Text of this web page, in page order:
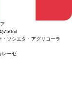
750ml
・ソシエタ・アグリコーラ
レーゼ